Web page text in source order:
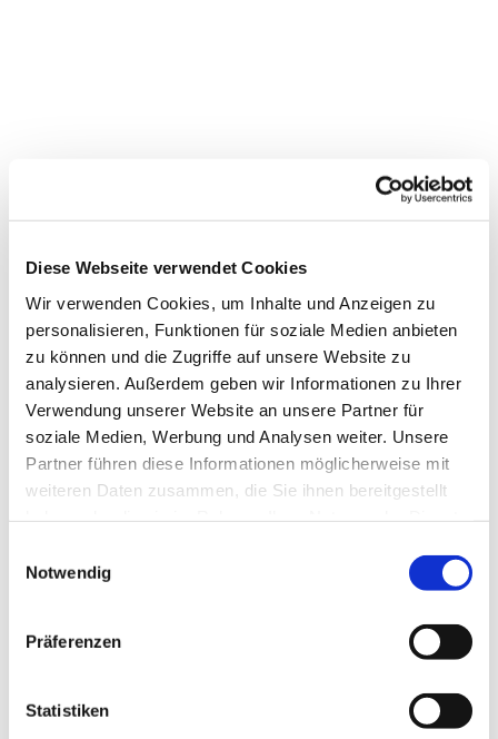
Diese Webseite verwendet Cookies
Wir verwenden Cookies, um Inhalte und Anzeigen zu
personalisieren, Funktionen für soziale Medien anbieten
zu können und die Zugriffe auf unsere Website zu
analysieren. Außerdem geben wir Informationen zu Ihrer
Verwendung unserer Website an unsere Partner für
soziale Medien, Werbung und Analysen weiter. Unsere
Partner führen diese Informationen möglicherweise mit
weiteren Daten zusammen, die Sie ihnen bereitgestellt
Notwendig
Präferenzen
Statistiken
Bewegung mit Seniorinnen im
Westen
Montag, 31. Mai 2027, 14:30 Uhr